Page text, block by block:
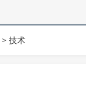
> 技术